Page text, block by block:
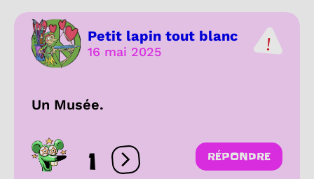
Petit lapin tout blanc
16 mai 2025
Un Musée.
1 Ouvrir les réactions
RÉPONDRE